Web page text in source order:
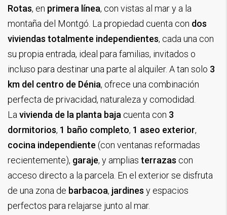
Rotas, en primera línea, con vistas al mar y a la
montaña del Montgó. La propiedad cuenta con dos
viviendas totalmente independientes, cada una con
su propia entrada, ideal para familias, invitados o
incluso para destinar una parte al alquiler. A tan solo 3
km del centro de Dénia, ofrece una combinación
perfecta de privacidad, naturaleza y comodidad.
Lavivienda de la planta baja cuenta con 3
dormitorios, 1 baño completo, 1 aseo exterior,
cocina independiente (con ventanas reformadas
recientemente), garaje, y amplias terrazas con
acceso directo a la parcela. En el exterior se disfruta
de una zona de barbacoa, jardines y espacios
perfectos para relajarse junto al mar.